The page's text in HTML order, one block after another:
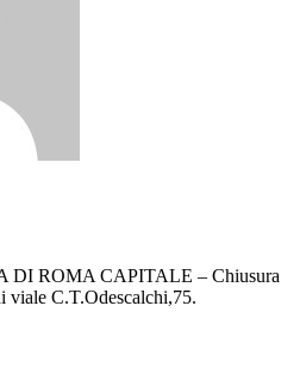
DI ROMA CAPITALE – Chiusura
viale C.T.Odescalchi,75.